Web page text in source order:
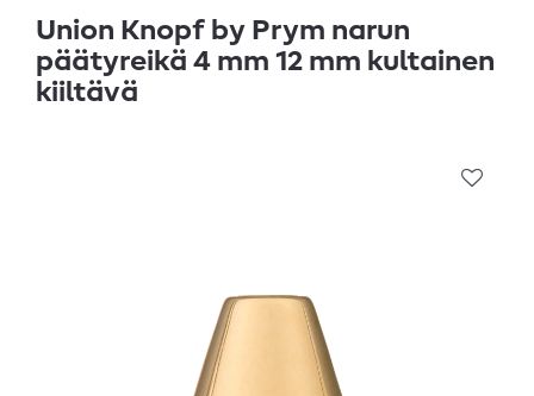
Union Knopf by Prym narun
päätyreikä 4 mm 12 mm kultainen
kiiltävä